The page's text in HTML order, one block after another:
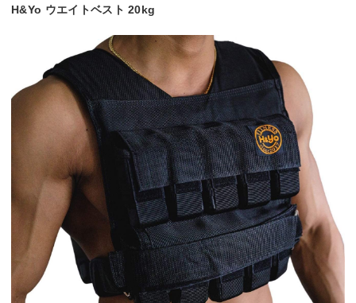
H&Yo ウエイトベスト 20kg